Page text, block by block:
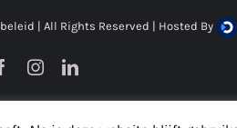
| All Rights Reserved | Hosted By
FacebookInstagramLinkedIn